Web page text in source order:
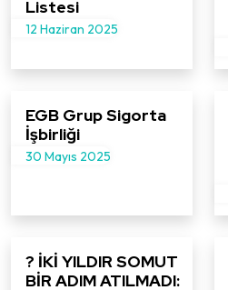
Listesi
12 Haziran 2025
EGB Grup Sigorta
İşbirliği
30 Mayıs 2025
? İKİ YILDIR SOMUT
BİR ADIM ATILMADI: